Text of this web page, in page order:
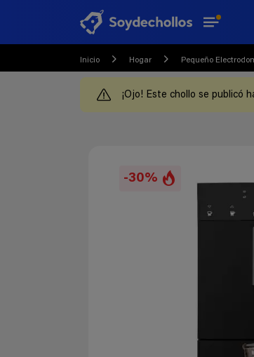
Inicio Hogar Pequeño
¡Ojo! Este chollo se publicó
-30%